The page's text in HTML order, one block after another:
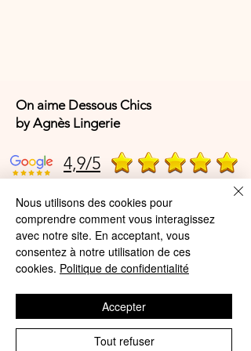
On aime Dessous Chics
by Agnès Lingerie
4,9/5
4,9/5
Offres et Services
A propos de nous
Protection des données
Nous utilisons des cookies pour
comprendre comment vous interagissez
avec notre site. En acceptant, vous
consentez à notre utilisation de ces
cookies. Politique de confidentialité
Tout refuser
Accepter